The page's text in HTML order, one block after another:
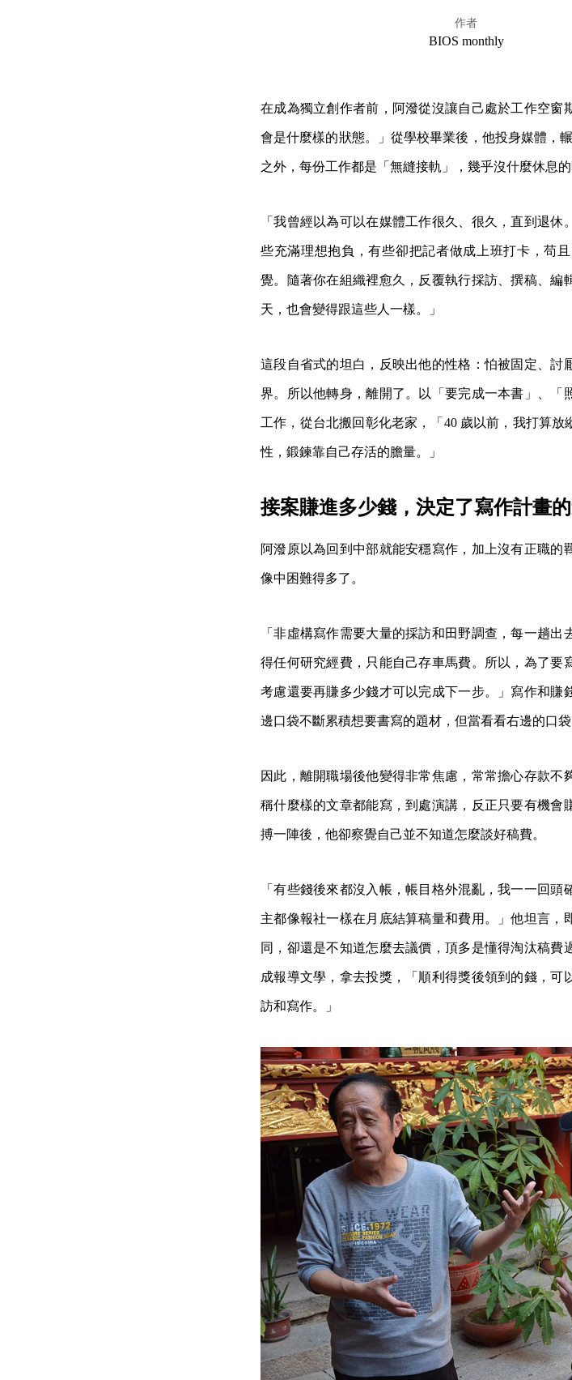
作者
BIOS monthly
在成為獨立創作者前，阿潑從沒讓自己處於工作空窗
會是什麼樣的狀態。」從學校畢業後，他投身媒體，
之外，每份工作都是「無縫接軌」，幾乎沒什麼休息的
「我曾經以為可以在媒體工作很久、很久，直到退
些充滿理想抱負，有些卻把記者做成上班打卡，苟
覺。隨著你在組織裡愈久，反覆執行採訪、撰稿、編
天，也會變得跟這些人一樣。」
這段自省式的坦白，反映出他的性格：怕被固定、討
界。所以他轉身，離開了。以「要完成一本書」、「
工作，從台北搬回彰化老家，「40 歲以前，我打算
性，鍛鍊靠自己存活的膽量。」
接案賺進多少錢，決定了寫作計畫
阿潑原以為回到中部就能安穩寫作，加上沒有正職
像中困難得多了。
「非虛構寫作需要大量的採訪和田野調查，每一趟
得任何研究經費，只能自己存車馬費。所以，為了要
考慮還要再賺多少錢才可以完成下一步。」寫作和賺
邊口袋不斷累積想要書寫的題材，但當看看右邊的口
因此，離開職場後他變得非常焦慮，常常擔心存款
稱什麼樣的文章都能寫，到處演講，反正只要有機會
搏一陣後，他卻察覺自己並不知道怎麼談好稿費。
「有些錢後來都沒入帳，帳目格外混亂，我一一回
主都像報社一樣在月底結算稿量和費用。」他坦言，
同，卻還是不知道怎麼去議價，頂多是懂得淘汰稿
成報導文學，拿去投獎，「順利得獎後領到的錢，
訪和寫作。」